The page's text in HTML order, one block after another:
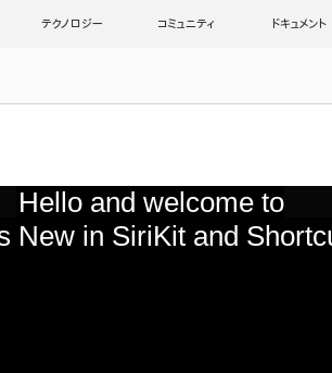
テクノロジー コミュニティ ドキュメント